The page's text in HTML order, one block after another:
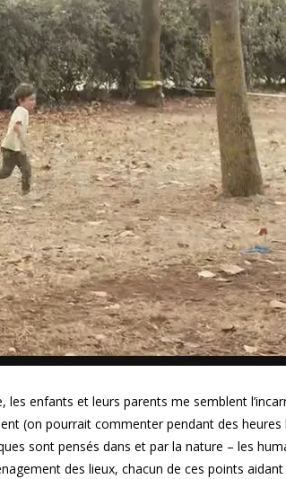
les enfants et leurs parents me semblent
(on pourrait commenter pendant des heures
sont pensés dans et par la nature – les
des lieux, chacun de ces points